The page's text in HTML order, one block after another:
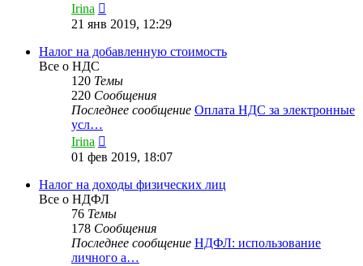
Irina
к
сообщению
21 янв 2019, 12:29
Налог на добавленную стоимость
Все о НДС
120 Темы
220 Сообщения
Последнее сообщение Оплата НДС за электронные
усл…
Irina
к
сообщению
01 фев 2019, 18:07
Налог на доходы физических лиц
Все о НДФЛ
76 Темы
178 Сообщения
Последнее сообщение НДФЛ: использование
личного а…